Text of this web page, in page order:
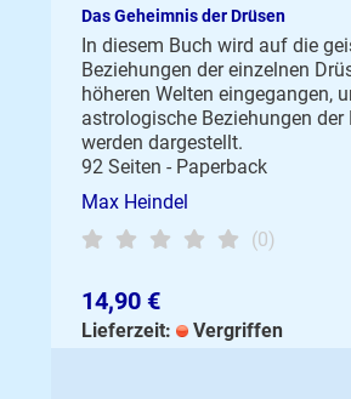
Das Geheimnis der Drüsen
In diesem Buch wird auf die
Beziehungen der einzelnen
höheren Welten eingegangen,
astrologische Beziehungen der
werden dargestellt.
92 Seiten - Paperback
Max Heindel
(0)
14,90 €
Lieferzeit:
Vergriffen